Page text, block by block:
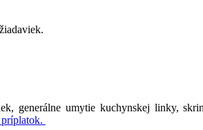
generálne umytie kuchynskej linky,